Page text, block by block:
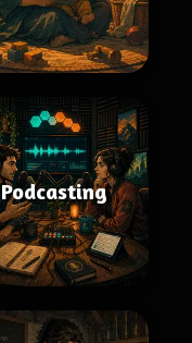
Podcasting